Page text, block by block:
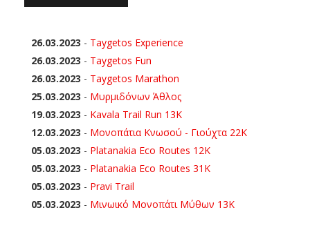
26.03.2023 - Taygetos Experience
26.03.2023 - Taygetos Fun
26.03.2023 - Taygetos Marathon
25.03.2023 - Μυρμιδόνων Άθλος
19.03.2023 - Kavala Trail Run 13K
12.03.2023 - Μονοπάτια Κνωσού - Γιούχτα 22Κ
05.03.2023 - Platanakia Eco Routes 12K
05.03.2023 - Platanakia Eco Routes 31K
05.03.2023 - Pravi Trail
05.03.2023 - Μινωικό Μονοπάτι Μύθων 13Κ